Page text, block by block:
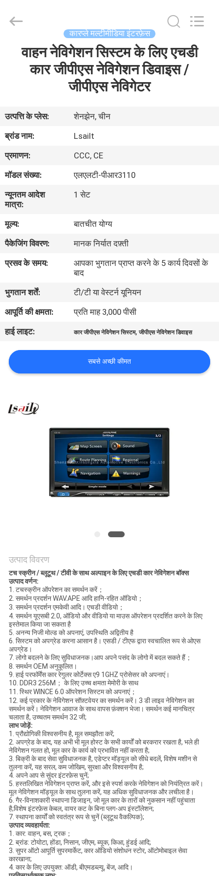
वीडियो
बारे
में
कारखाना
भ्रमण
गुणवत्ता
संपर्क
करें
समाचार
Electron
Co.,Ltd.
कारप्ले मल्टीमीडिया इंटरफ़ेस
वाहन नेविगेशन सिस्टम के लिए एचडी
कार जीपीएस नेविगेशन डिवाइस /
जीपीएस नेविगेटर
उत्पत्ति के प्लेस:
शेनझेन, चीन
ब्रांड नाम:
Lsailt
प्रमाणन:
CCC, CE
मॉडल संख्या:
एलएलटी-पीआर3110
न्यूनतम आदेश
मात्रा:
1 सेट
मूल्य:
बातचीत योग्य
पैकेजिंग विवरण:
मानक निर्यात दफ़्ती
प्रसव के समय:
आपका भुगतान प्राप्त करने के 5 कार्य दिवसों के
बाद
भुगतान शर्तें:
टी/टी या वेस्टर्न यूनियन
आपूर्ति की क्षमता:
प्रति माह 3,000 पीसी
हाई लाइट:
कार जीपीएस नेविगेशन सिस्टम,जीपीएस नेविगेशन डिवाइस
सबसे अच्छी कीमत
उत्पाद विवरण
टच स्क्रीन / ब्लूटूथ / टीवी के साथ अल्पाइन के लिए एचडी कार नेविगेशन बॉक्स
उत्पाद वर्णन:
1. टचस्क्रीन ऑपरेशन का समर्थन करें；
2. समर्थन प्रदर्शन WAV.APE आदि हानि-रहित ऑडियो；
3. समर्थन प्रदर्शन एमकेवी आदि। एचडी वीडियो；
4. समर्थन यूएसबी 2.0, ऑडियो और वीडियो या माउस ऑपरेशन प्रदर्शित करने के लिए
इस्तेमाल किया जा सकता है
5. अनन्य निजी मोल्ड को अपनाएं, उपस्थिति अद्वितीय है
6. सिस्टम को अपग्रेड करना आसान है। एसडी / टीएफ द्वारा स्वचालित रूप से ओएस
अपग्रेड।
7. लोगो बदलने के लिए सुविधाजनक।आप अपने पसंद के लोगो में बदल सकते हैं；
8. समर्थन OEM अनुकूलित।
9. हाई परफॉर्मेंस कार रेगुलर कोर्टेक्स ए9 1GHZ प्रोसेसर को अपनाएं।
10. DDR3 256M； के लिए उच्च क्षमता मेमोरी के साथ
11. स्थिर WINCE 6.0 ऑपरेशन सिस्टम को अपनाएं；
12. कई प्रकार के नेविगेशन सॉफ़्टवेयर का समर्थन करें। 3 डी लाइव नेविगेशन का
समर्थन करें। नेविगेशन आवाज के साथ वापस फ़ंक्शन भेजा। समर्थन कई मानचित्र
चलाता है, उच्चतम समर्थन 32 जी;
लाभ जोड़ें:
1. प्रौद्योगिकी विश्वसनीय है, मूल समझौता करें;
2. अपग्रेड के बाद, यह अभी भी मूल होस्ट के सभी कार्यों को बरकरार रखता है, भले ही
नेविगेशन गलत हो, मूल कार के कार्य को प्रभावित नहीं करता है;
3. बिक्री के बाद सेवा सुविधाजनक है, एडेप्टर मॉड्यूल को सीधे बदलें, विशेष मशीन से
तुलना करें, यह सरल, कम जोखिम, सुरक्षा और विश्वसनीय है;
4. अपने आप से सुंदर इंटरफ़ेस चुनें;
5. हस्तलिखित नेविगेशन प्राप्त करें, और इसे स्पर्श करके नेविगेशन को नियंत्रित करें।
मूल नेविगेशन मॉड्यूल के साथ तुलना करें, यह अधिक सुविधाजनक और लचीला है।
6. गैर-विनाशकारी स्थापना डिजाइन, जो मूल कार के तारों को नुकसान नहीं पहुंचाता
है;विशेष इंटरफ़ेस केबल, वायर कट के बिना प्लग-अप इंस्टॉलेशन;
7. स्थापना कार्यों को स्वतंत्र रूप से चुनें (ब्लूटूथ वैकल्पिक);
उत्पाद व्यवहार्यता:
1. कार: वाहन, बस, ट्रक；
2. ब्रांड: टोयोटा, होंडा, निसान, जीएम, ब्यूक, किआ, हुंडई आदि;
3. सुपर ऑटो आपूर्ति सुपरमार्केट, कार ऑडियो संशोधन स्टोर, ऑटोमोबाइल सेवा
कारखाना;
4. कार के लिए उपयुक्त: ऑडी, बीएमडब्ल्यू, बेंज, आदि।